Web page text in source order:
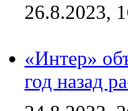
26.8.2023,
«Интер»
год назад